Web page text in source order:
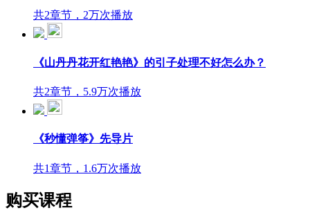
共2章节，2万次播放
《山丹丹花开红艳艳》的引子处理不好怎么办？
共2章节，5.9万次播放
《秒懂弹筝》先导片
共1章节，1.6万次播放
购买课程